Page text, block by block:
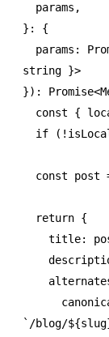
  params
,
} :
{
  params
:
string }>
}) : Promise<
  const
{
  if
( !
  const
post
  return
{
    title
:
`/blog/${slug